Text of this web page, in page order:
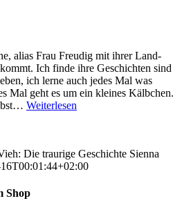
alias Frau Freudig mit ihrer Land-
Ich finde ihre Geschichten sind
ich lerne auch jedes Mal was
Mal geht es um ein kleines Kälbchen.
Weiterlesen
Die traurige Geschichte Sienna
Shop